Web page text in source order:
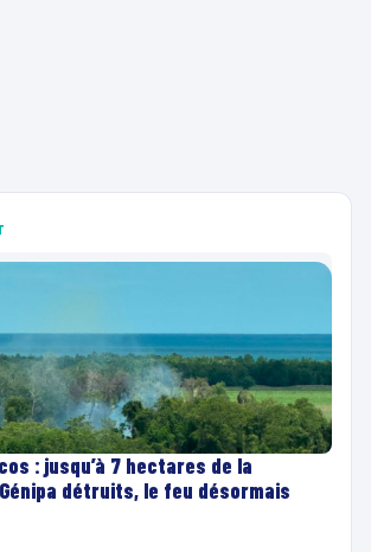
: jusqu’à 7 hectares de la
détruits, le feu désormais